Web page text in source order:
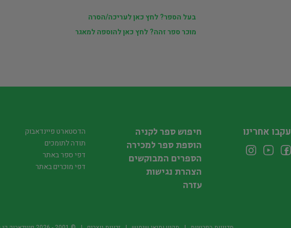
בעל הספר? לחץ כאן לעריכה/הסרה
מוכר ספר זהה? לחץ כאן להוספה למאגר
עקבו אחרינו
חיפוש ספר לקניה
הוספת ספר למכירה
הספרים המבוקשים
הצהרת נגישות
עזרה
הדסטארט פיינדאבוק
תודה לתומכים
דפי ספר באתר
דפי מוכרים באתר